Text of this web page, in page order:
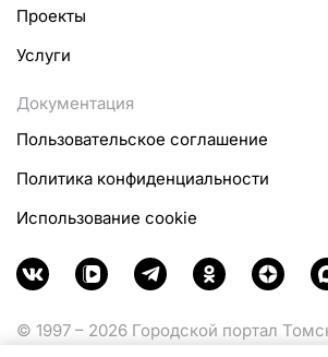
Проекты
Услуги
Документация
Пользовательское соглашение
Политика конфиденциальности
Использование cookie
© 1997 – 2026 Городской портал